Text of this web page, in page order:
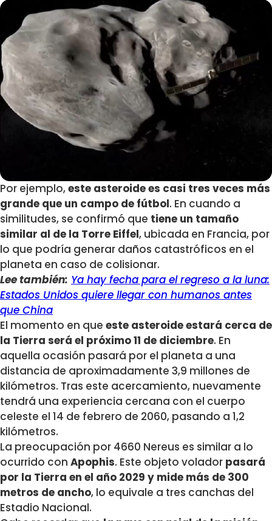
Por ejemplo,este asteroide es casi tres veces más
grande que un campo de fútbol. En cuando a
similitudes, se confirmó que tiene un tamaño
similar al de la Torre Eiffel, ubicada en Francia, por
lo que podría generar daños catastróficos en el
planeta en caso de colisionar.
Lee también: Ya hay fecha para el regreso a la luna:
Estados Unidos quiere llegar con humanos antes
que China
El momento en que este asteroide estará cerca de
la Tierra será el próximo 11 de diciembre. En
aquella ocasión pasará por el planeta a una
distancia de aproximadamente 3,9 millones de
kilómetros. Tras este acercamiento, nuevamente
tendrá una experiencia cercana con el cuerpo
celeste el 14 de febrero de 2060, pasando a 1,2
kilómetros.
La preocupación por 4660 Nereus es similar a lo
ocurrido con Apophis. Este objeto volador pasará
por la Tierra en el año 2029 y mide más de 300
metros de ancho, lo equivale a tres canchas del
Estadio Nacional.